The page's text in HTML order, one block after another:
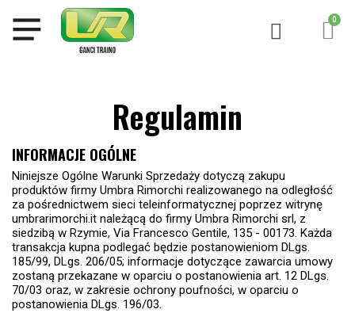
Regulamin
INFORMACJE OGÓLNE
Niniejsze Ogólne Warunki Sprzedaży dotyczą zakupu
produktów firmy Umbra Rimorchi realizowanego na odległość
za pośrednictwem sieci teleinformatycznej poprzez witrynę
umbrarimorchi.it należącą do firmy Umbra Rimorchi srl, z
siedzibą w Rzymie, Via Francesco Gentile, 135 - 00173. Każda
transakcja kupna podlegać będzie postanowieniom DLgs.
185/99, DLgs. 206/05; informacje dotyczące zawarcia umowy
zostaną przekazane w oparciu o postanowienia art. 12 DLgs.
70/03 oraz, w zakresie ochrony poufności, w oparciu o
postanowienia DLgs. 196/03.